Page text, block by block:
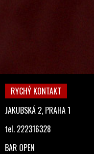
RYCHÝ KONTAKT
JAKUBSKÁ 2, PRAHA 1
tel. 222316328
BAR OPEN